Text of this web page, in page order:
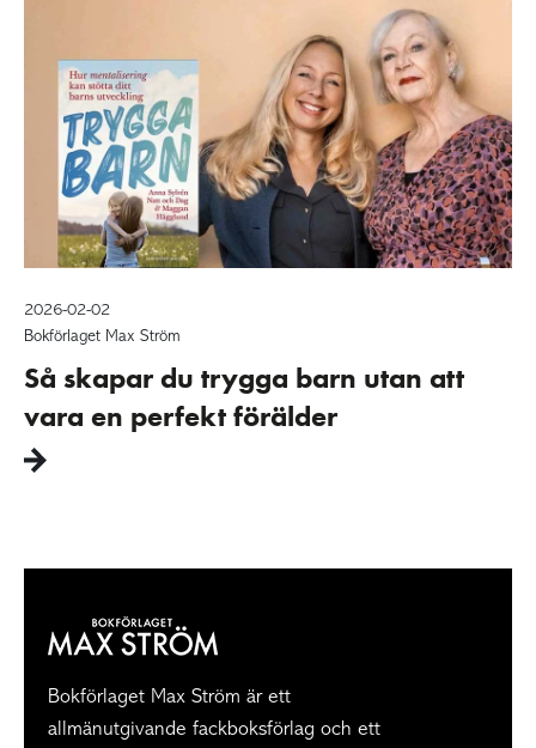
2026-02-02
Bokförlaget Max Ström
Så skapar du trygga barn utan att
vara en perfekt förälder
Bokförlaget Max Ström är ett
allmänutgivande fackboksförlag och ett